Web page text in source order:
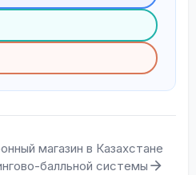
магазин в Казахстане
балльной системы